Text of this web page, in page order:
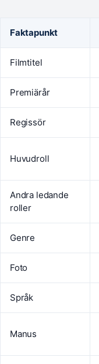
Faktapunkt
Filmtitel
Premiärår
Regissör
Huvudroll
Andra ledande
roller
Genre
Foto
Språk
Manus